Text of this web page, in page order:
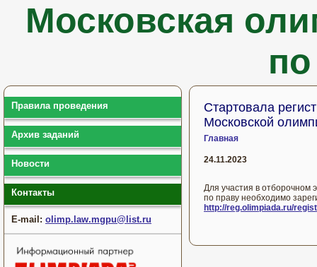
Московская
Правила проведения
Архив заданий
Новости
Контакты
E-mail: olimp.law.mgpu@list.ru
Стартовала
Московской
Главная
24.11.2023
Для участия в отборочном
по праву необходимо
http://reg.olimpiada.ru/